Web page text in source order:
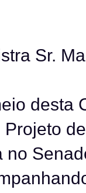
Sr.
desta
no